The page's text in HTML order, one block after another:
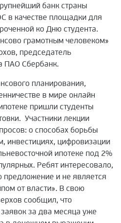
банк страны
в качестве площадки для
ко Дню студента.
грамотным человеком»
председатель
ПАО Сбербанк.
планирования,
в мире онлайн
пришли студенты
Участники лекции
о способах борьбы
инвестициях, цифровизации
ипотеке под 2%
Ребят интересовало,
предложение и не является
от власти». В свою
сообщил, что
за два месяца уже